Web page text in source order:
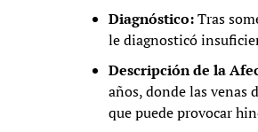
Diagnóstico:Tras
le diagnosticó
Descripción de la
años, donde las venas
que puede provocar